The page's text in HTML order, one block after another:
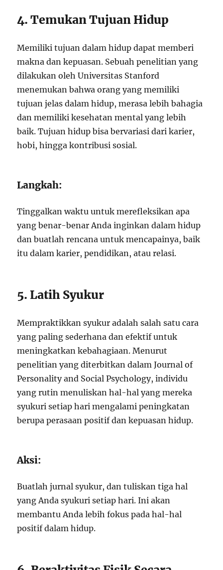
4. Temukan Tujuan Hidup
Memiliki tujuan dalam hidup dapat memberi
makna dan kepuasan. Sebuah penelitian yang
dilakukan oleh Universitas Stanford
menemukan bahwa orang yang memiliki
tujuan jelas dalam hidup, merasa lebih bahagia
dan memiliki kesehatan mental yang lebih
baik. Tujuan hidup bisa bervariasi dari karier,
hobi, hingga kontribusi sosial.
Langkah:
Tinggalkan waktu untuk merefleksikan apa
yang benar-benar Anda inginkan dalam hidup
dan buatlah rencana untuk mencapainya, baik
itu dalam karier, pendidikan, atau relasi.
5. Latih Syukur
Mempraktikkan syukur adalah salah satu cara
yang paling sederhana dan efektif untuk
meningkatkan kebahagiaan. Menurut
penelitian yang diterbitkan dalam Journal of
Personality and Social Psychology, individu
yang rutin menuliskan hal-hal yang mereka
syukuri setiap hari mengalami peningkatan
berupa perasaan positif dan kepuasan hidup.
Aksi:
Buatlah jurnal syukur, dan tuliskan tiga hal
yang Anda syukuri setiap hari. Ini akan
membantu Anda lebih fokus pada hal-hal
positif dalam hidup.